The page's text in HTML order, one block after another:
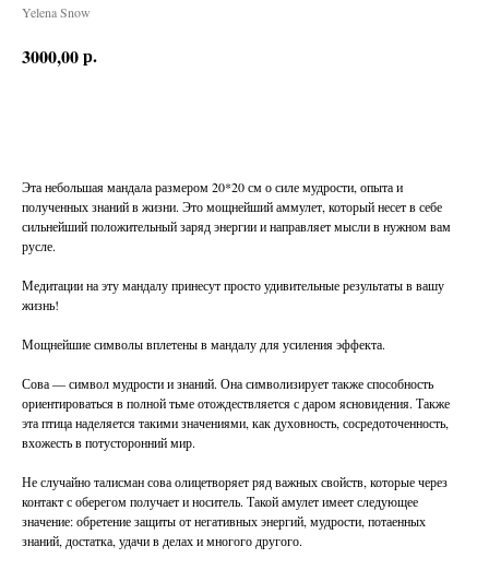
Yelena Snow
3000,00р.
Эта небольшая мандала размером 20*20 см о силе мудрости, опыта и
полученных знаний в жизни. Это мощнейший аммулет, который несет в себе
сильнейший положительный заряд энергии и направляет мысли в нужном вам
русле.
Медитации на эту мандалу принесут просто удивительные результаты в вашу
жизнь!
Мощнейшие символы вплетены в мандалу для усиления эффекта.
Сова — символ мудрости и знаний. Она символизирует также способность
ориентироваться в полной тьме отождествляется с даром ясновидения. Также
эта птица наделяется такими значениями, как духовность, сосредоточенность,
вхожесть в потусторонний мир.
Не случайно талисман сова олицетворяет ряд важных свойств, которые через
контакт с оберегом получает и носитель. Такой амулет имеет следующее
значение: обретение защиты от негативных энергий, мудрости, потаенных
знаний, достатка, удачи в делах и многого другого.